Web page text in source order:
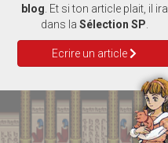
blog . Et si ton article plait, il ira
dans la Sélection SP
Ecrire un article